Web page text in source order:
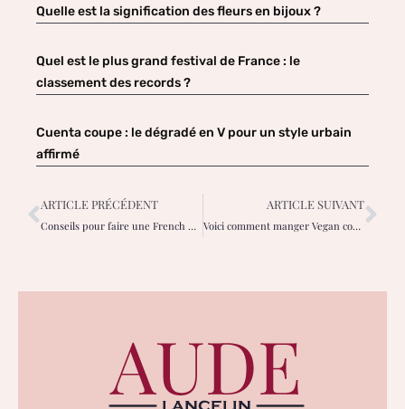
Quelle est la signification des fleurs en bijoux ?
Quel est le plus grand festival de France : le
classement des records ?
Cuenta coupe : le dégradé en V pour un style urbain
affirmé
ARTICLE PRÉCÉDENT
Conseils pour faire une French Manucure
ARTICLE SUIVANT
Voici comment manger Vegan comme Beyoncé